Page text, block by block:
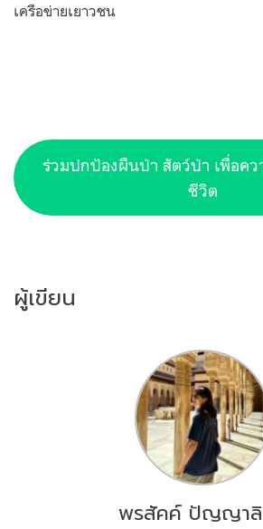
เครือข่ายเยาวชน
ร่วมปกป้องผืนป่า สัตว์ป่า เพื่อค
ชีวิต
ผู้เขียน
พรสัคค์ ปัญญา